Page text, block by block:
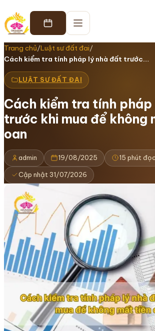
Trang chủ/Luật sư đất đai/
Cách kiểm tra tính pháp lý nhà đất trước…
LUẬT SƯ ĐẤT ĐAI
Cách kiểm tra tính
trước khi mua để không
oan
admin 19/08/2025 15 phút đọc
Cập nhật 31/07/2026